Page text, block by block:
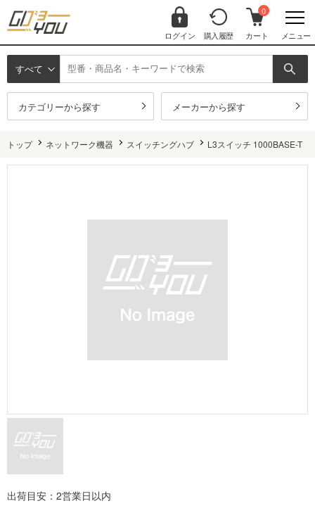
ログイン 購入履歴
0
カート メニュー
すべて
カテゴリーから探す メーカーから探す
トップ ネットワーク機器 スイッチングハブ L3スイッチ 1000BASE-T
出荷目安：2営業日以内